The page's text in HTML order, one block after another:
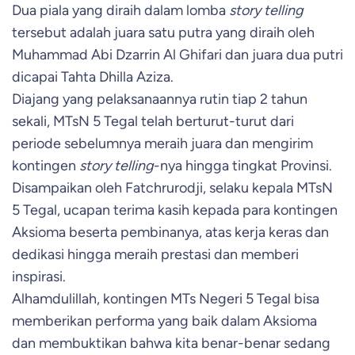
Dua piala yang diraih dalam lomba story telling
tersebut adalah juara satu putra yang diraih oleh
Muhammad Abi Dzarrin Al Ghifari dan juara dua putri
dicapai Tahta Dhilla Aziza.
Diajang yang pelaksanaannya rutin tiap 2 tahun
sekali, MTsN 5 Tegal telah berturut-turut dari
periode sebelumnya meraih juara dan mengirim
kontingen story telling-nya hingga tingkat Provinsi.
Disampaikan oleh Fatchrurodji, selaku kepala MTsN
5 Tegal, ucapan terima kasih kepada para kontingen
Aksioma beserta pembinanya, atas kerja keras dan
dedikasi hingga meraih prestasi dan memberi
inspirasi.
Alhamdulillah, kontingen MTs Negeri 5 Tegal bisa
memberikan performa yang baik dalam Aksioma
dan membuktikan bahwa kita benar-benar sedang